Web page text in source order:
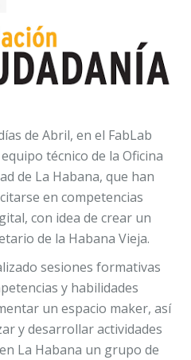
de Abril, en el FabLab
técnico de la Oficina
de La Habana, que han
en competencias
con idea de crear un
de la Habana Vieja.
sesiones formativas
y habilidades
un espacio maker, así
y desarrollar actividades
La Habana un grupo de